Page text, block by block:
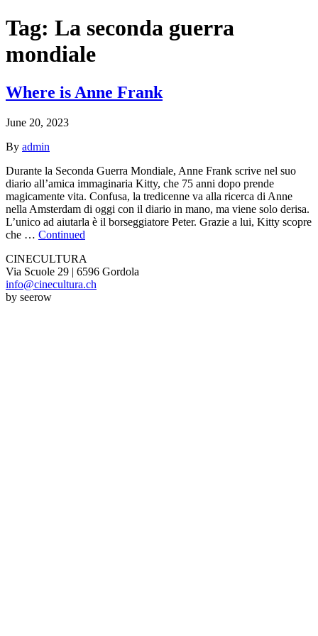
Tag: La seconda guerra
mondiale
Where is Anne Frank
June 20, 2023
By admin
Durante la Seconda Guerra Mondiale, Anne Frank scrive nel suo
diario all’amica immaginaria Kitty, che 75 anni dopo prende
magicamente vita. Confusa, la tredicenne va alla ricerca di Anne
nella Amsterdam di oggi con il diario in mano, ma viene solo derisa.
L’unico ad aiutarla è il borseggiatore Peter. Grazie a lui, Kitty scopre
che … Continued
CINECULTURA
Via Scuole 29 | 6596 Gordola
info@cinecultura.ch
by seerow